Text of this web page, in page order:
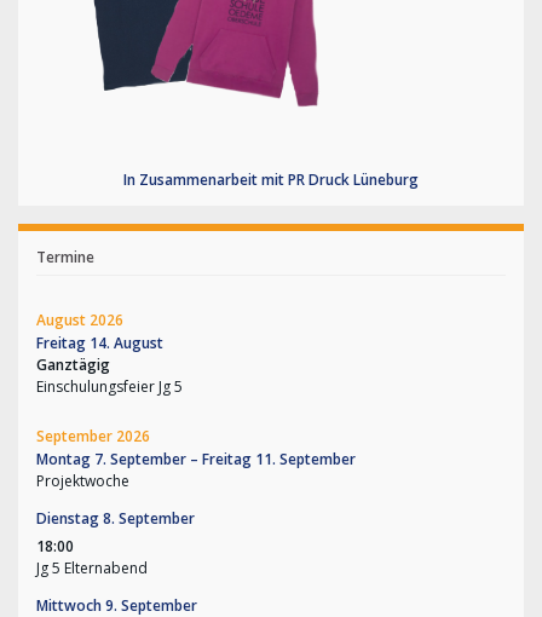
In Zusammenarbeit mit PR Druck Lüneburg
Termine
August 2026
Freitag 14. August
Ganztägig
Einschulungsfeier Jg 5
September 2026
Montag 7. September – Freitag 11. September
Projektwoche
Dienstag8. September
18:00
Jg 5 Elternabend
Mittwoch9. September